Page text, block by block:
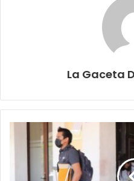
La Gaceta